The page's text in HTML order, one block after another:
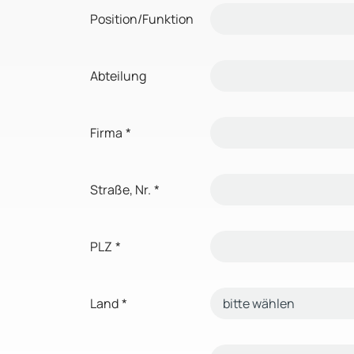
Position/Funktion
Abteilung
Firma *
Straße, Nr. *
PLZ *
Land*